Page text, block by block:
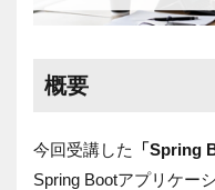
概要
今回受講した 「Spring
Spring Bootアプリケー